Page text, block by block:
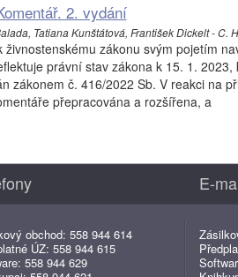
2. vydání
Tatiana Kunštátová, František Dickelt - C.
zákonu svým pojetím
právní stav zákona k 15. 1. 2023,
zákonem č. 416/2022 Sb. V reakci na
přepracována a rozšířena, a
obchod: 558 944 614
ÚZ: 558 944 615
558 944 629
E-